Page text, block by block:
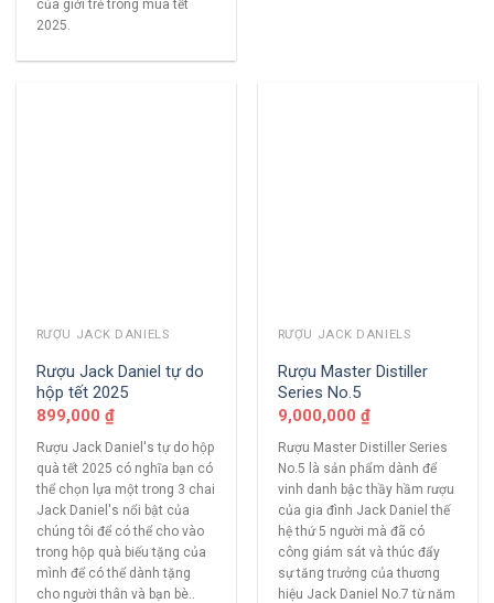
của giới trẻ trong mùa tết
2025.
RƯỢU JACK DANIELS
Rượu Jack Daniel tự do
hộp tết 2025
899,000 ₫
Rượu Jack Daniel's tự do hộp
quà tết 2025 có nghĩa bạn có
thể chọn lựa một trong 3 chai
Jack Daniel's nổi bật của
chúng tôi để có thể cho vào
trong hộp quà biếu tặng của
mình để có thể dành tặng
cho người thân và bạn bè..
RƯỢU JACK DANIELS
Rượu Master Distiller
Series No.5
9,000,000 ₫
Rượu Master Distiller Series
No.5 là sản phẩm dành để
vinh danh bậc thầy hầm rượu
của gia đình Jack Daniel thế
hệ thứ 5 người mà đã có
công giám sát và thúc đẩy
sự tăng trưởng của thương
hiệu Jack Daniel No.7 từ năm